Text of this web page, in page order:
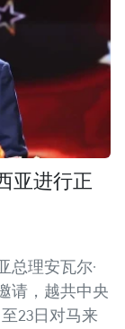
亚进行正
总理安瓦尔·
请，越共中央
23日对马来